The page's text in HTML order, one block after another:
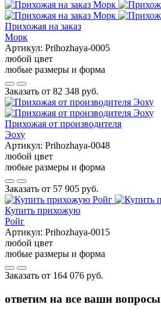
Прихожая на заказ
Морк
Артикул: Prihozhaya-0005
любой цвет
любые размеры и форма
Заказать от 82 348 руб.
Прихожая от производителя
Эоху
Артикул: Prihozhaya-0048
любой цвет
любые размеры и форма
Заказать от 57 905 руб.
Купить прихожую
Ройг
Артикул: Prihozhaya-0015
любой цвет
любые размеры и форма
Заказать от 164 076 руб.
ответим на все ваши вопросы